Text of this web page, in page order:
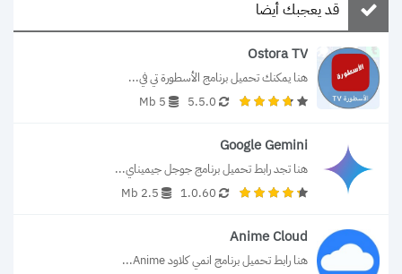
قد يعجبك أيضا
Ostora TV
هنا يمكنك تحميل برنامج الأسطورة تي في...
5.5.0
5 Mb
Google Gemini
هنا تجد رابط تحميل برنامج جوجل جيميناي...
1.0.60
2.5 Mb
Anime Cloud
هنا رابط تحميل برنامج انمي كلاود Anime...